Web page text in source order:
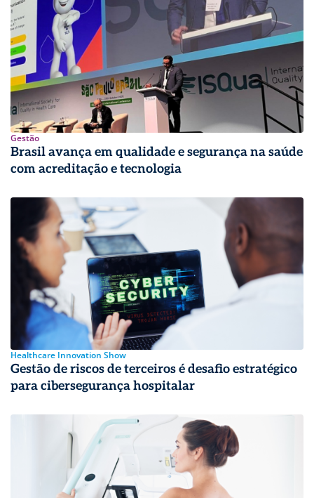
Gestão
Brasil avança em qualidade e segurança na saúde
com acreditação e tecnologia
Healthcare Innovation Show
Gestão de riscos de terceiros é desafio estratégico
para cibersegurança hospitalar